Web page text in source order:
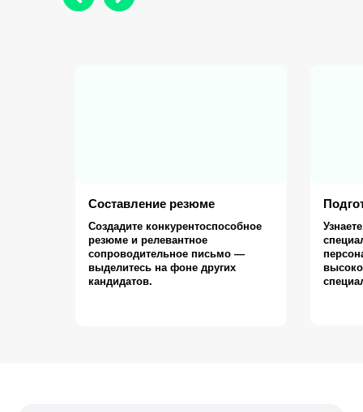
Создадите конкурентоспособное
резюме и релевантное
сопроводительное письмо —
выделитесь на фоне других
кандидатов.
Составление резюме